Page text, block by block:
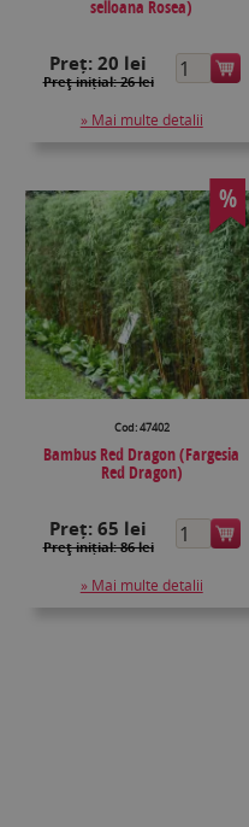
selloana Rosea)
Preț:20 lei
Preţ inițial: 26 lei
» Mai multe detalii
%
Cod: 47402
Bambus Red Dragon (Fargesia
Red Dragon)
Preț:65 lei
Preţ inițial: 86 lei
» Mai multe detalii